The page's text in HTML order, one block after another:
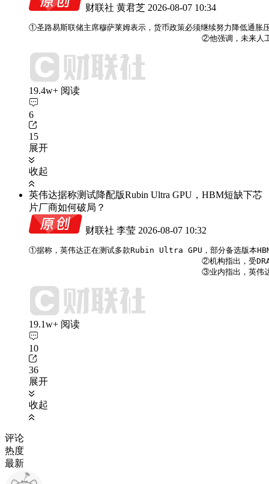
财联社 黄君芝 2026-08-07 10:34
①圣路易斯联储主席穆萨莱姆表示，货币政策必须继续努力降低通胀
②他强调，未来人工
19.4w+ 阅读
6
15
展开
收起
英伟达据称测试降配版Rubin Ultra GPU，HBM短缺下芯
片厂商如何破局？
财联社 李莹 2026-08-07 10:32
①据称，英伟达正在测试多款Rubin Ultra GPU，部分备选版本
②机构指出，受DRAM
③业内指出，英伟达
19.1w+ 阅读
10
36
展开
收起
评论
热度
最新